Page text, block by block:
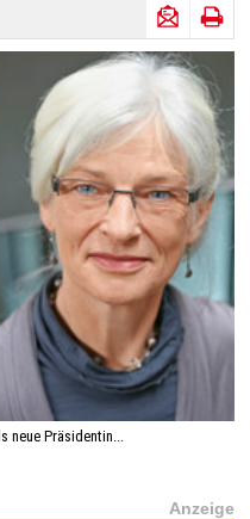
neue Präsidentin...
Anzeige